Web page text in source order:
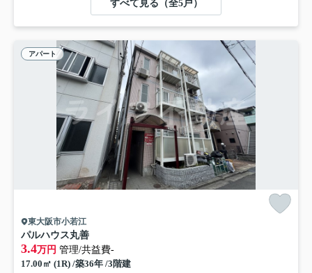
すべて見る（全5戸）
アパート
東大阪市小若江
パルハウス丸善
3.4万円 管理/共益費-
17.00㎡ (1R) /築36年 /3階建